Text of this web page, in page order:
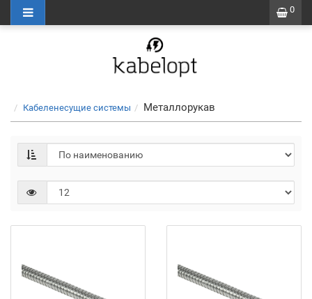
0
Кабеленесущие системы Металлорукав